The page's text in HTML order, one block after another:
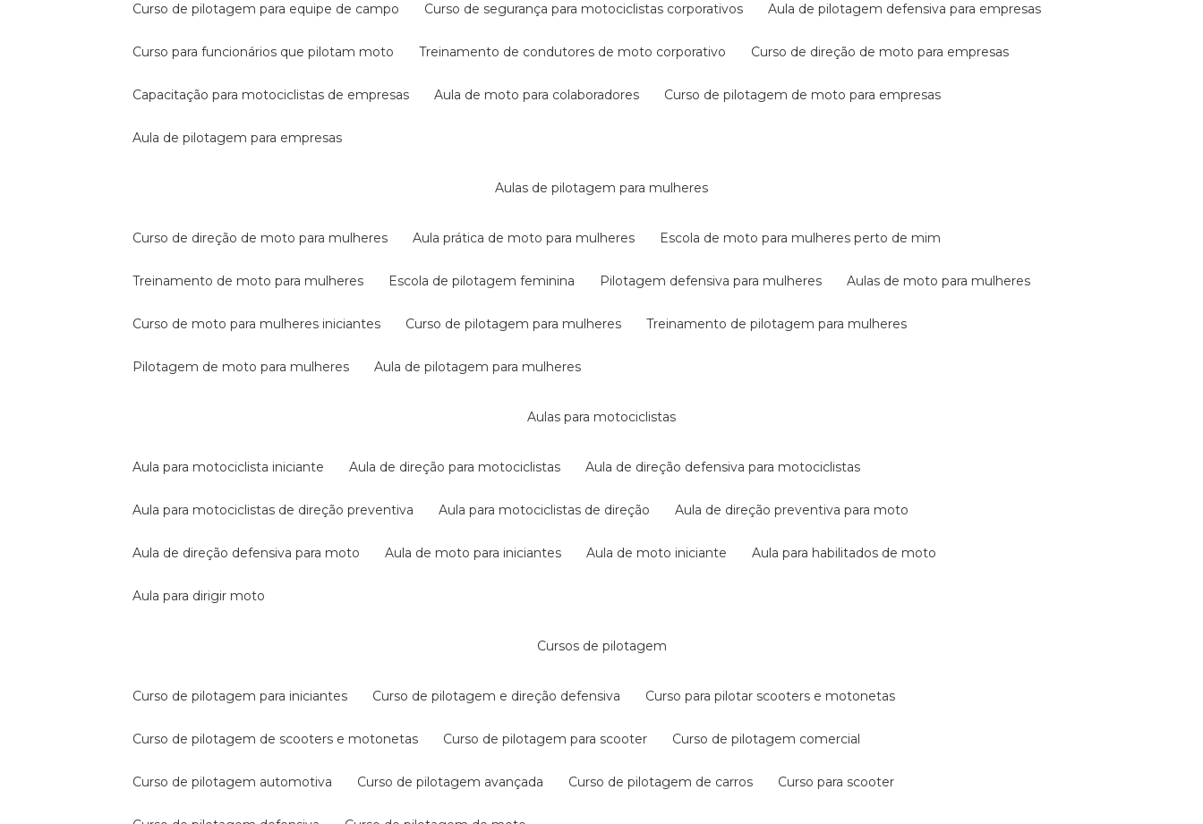
curso de pilotagem para equipe de campo curso de segurança para motociclistas corporativos aula de pilotagem defensiva para empresas
curso para funcionários que pilotam moto treinamento de condutores de moto corporativo curso de direção de moto para empresas
capacitação para motociclistas de empresas aula de moto para colaboradores curso de pilotagem de moto para empresas
aula de pilotagem para empresas
aulas de pilotagem para mulheres
curso de direção de moto para mulheres aula prática de moto para mulheres escola de moto para mulheres perto de mim
treinamento de moto para mulheres escola de pilotagem feminina pilotagem defensiva para mulheres aulas de moto para mulheres
curso de moto para mulheres iniciantes curso de pilotagem para mulheres treinamento de pilotagem para mulheres
pilotagem de moto para mulheres aula de pilotagem para mulheres
aulas para motociclistas
aula para motociclista iniciante aula de direção para motociclistas aula de direção defensiva para motociclistas
aula para motociclistas de direção preventiva aula para motociclistas de direção aula de direção preventiva para moto
aula de direção defensiva para moto aula de moto para iniciantes aula de moto iniciante aula para habilitados de moto
aula para dirigir moto
cursos de pilotagem
curso de pilotagem para iniciantes curso de pilotagem e direção defensiva curso para pilotar scooters e motonetas
curso de pilotagem de scooters e motonetas curso de pilotagem para scooter curso de pilotagem comercial
curso de pilotagem automotiva curso de pilotagem avançada curso de pilotagem de carros curso para scooter